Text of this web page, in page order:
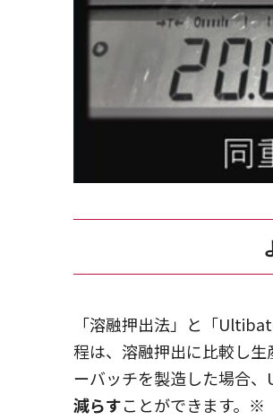
「溶融押出法」と「
程は、溶融押出に比較し
ーバッチを製造した場合
減らすことができます。※